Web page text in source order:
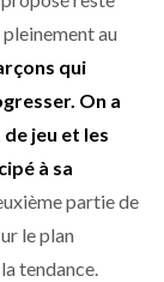
au
qui
On a
jeu et les
à sa
partie de
le plan
tendance.